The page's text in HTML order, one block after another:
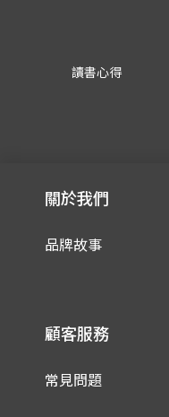
讀書心得
關於我們
品牌故事
顧客服務
常見問題